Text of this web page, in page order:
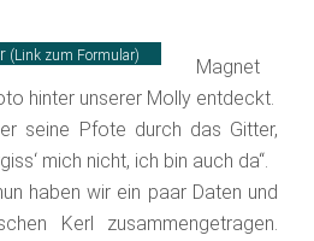
(Link zum Formular)
Magnet
hinter unserer Molly entdeckt.
seine Pfote durch das Gitter,
mich nicht, ich bin auch da“.
haben wir ein paar Daten und
Kerl zusammengetragen.